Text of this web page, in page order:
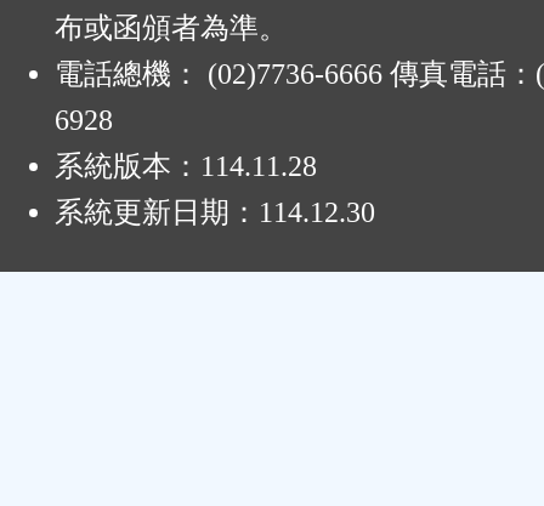
布或函頒者為準。
電話總機： (02)7736-6666 傳真電話：
6928
系統版本： 114.11.28
系統更新日期： 114.12.30